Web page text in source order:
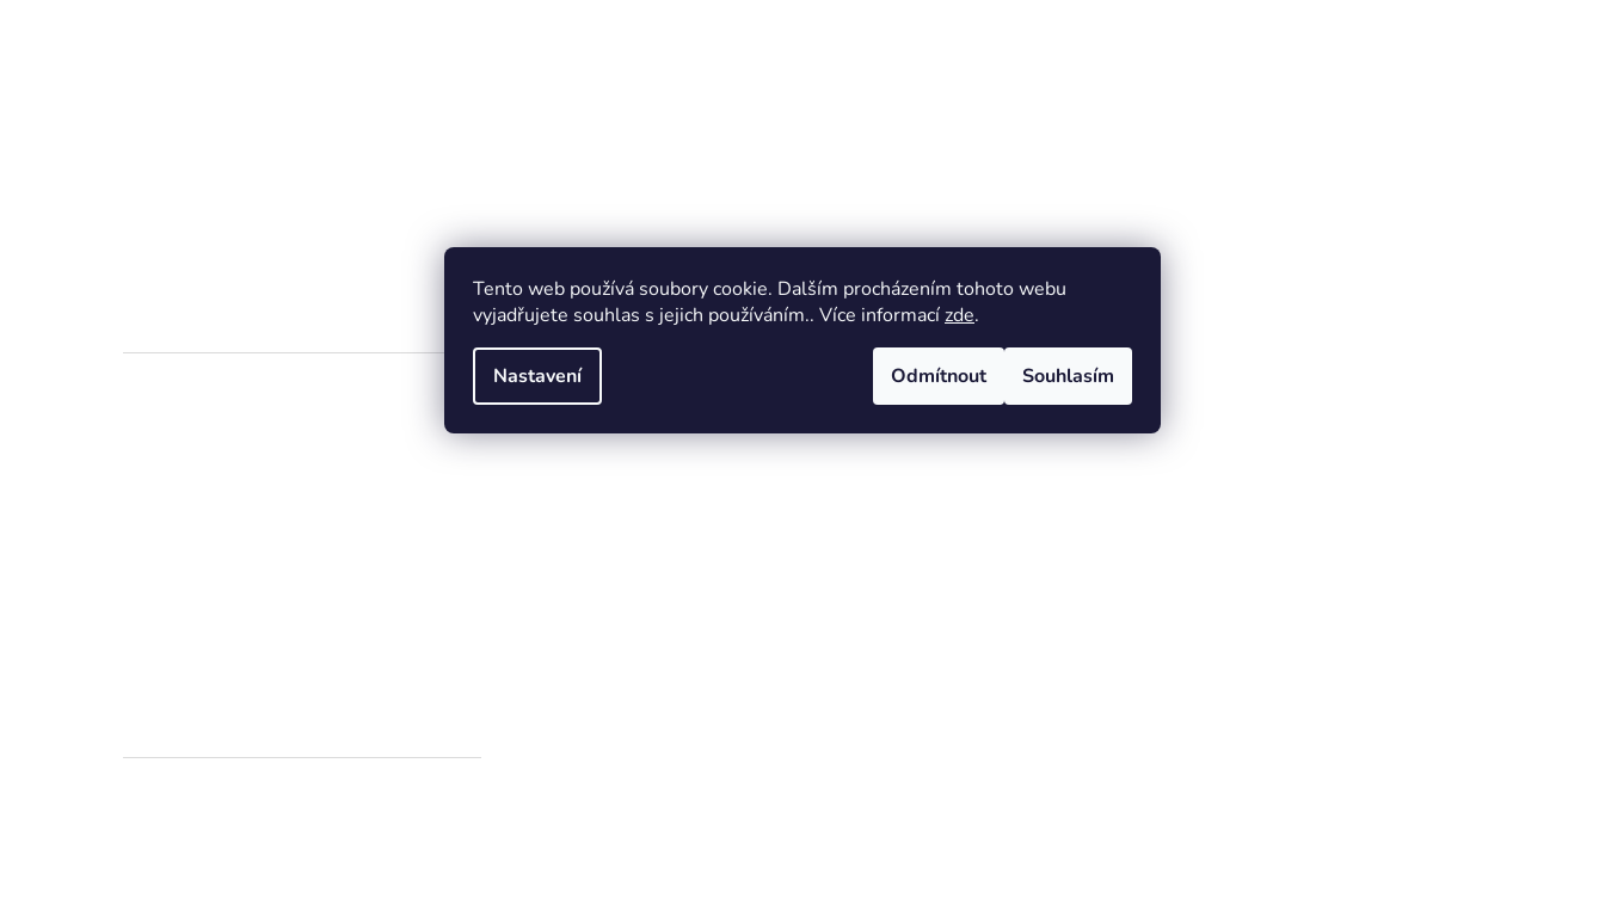
Tento web používá soubory cookie. Dalším procházením tohoto webu
vyjadřujete souhlas s jejich používáním.. Více informacízde.
Nastavení Odmítnout Souhlasím